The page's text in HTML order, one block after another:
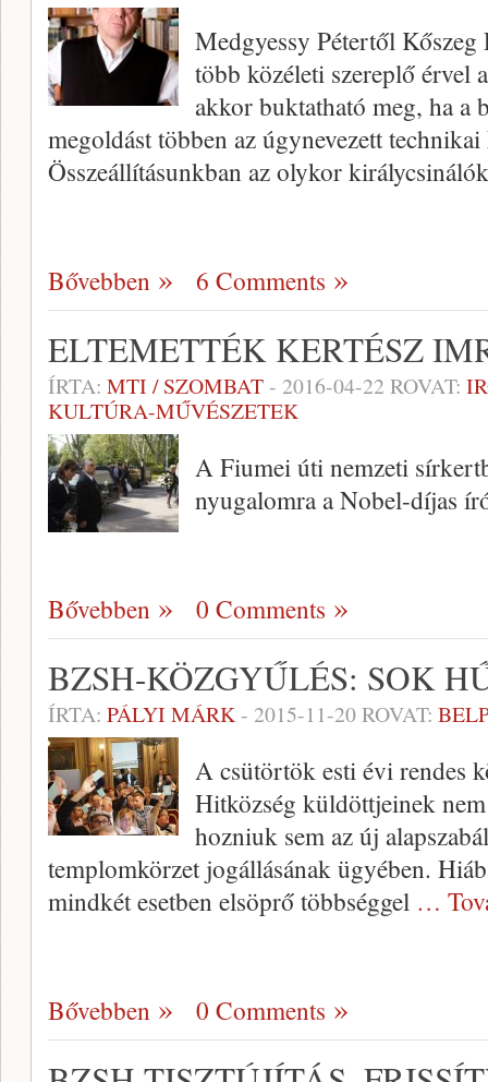
Medgyessy Pétertől
több közéleti szereplő érvel
akkor buktatható meg, ha a
megoldást többen az úgynevezett
Összeállításunkban az olykor
Bővebben 6 Comments
ELTEMETTÉK KERTÉSZ
ÍRTA: MTI / SZOMBAT- 2016-04-22 ROVAT:
KULTÚRA-MŰVÉSZETEK
A Fiumei úti nemzeti
nyugalomra a Nobel-díjas
Bővebben 0 Comments
BZSH-KÖZGYŰLÉS: SOK
ÍRTA: PÁLYI MÁRK- 2015-11-20ROVAT:
A csütörtök esti évi rendes
Hitközség küldöttjeinek
hozniuk sem az új
templomkörzet jogállásának ügyében.
mindkét esetben elsöprő többséggel …
Bővebben 0 Comments